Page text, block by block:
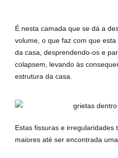
É nesta camada que se dá a
volume, o que faz com que
da casa, desprendendo-os e
colapsem, levando às
estrutura da casa.
Estas fissuras e irregularidades
maiores até ser encontrada